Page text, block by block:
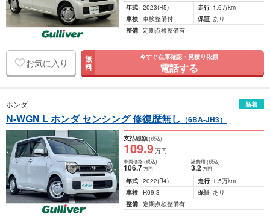
年式 2023(R5) 走行 1.6万km
車検 車検整備付 保証 あり
整備 定期点検整備有
お気に入り 無
料
今すぐ在庫確認・見積り依頼
電話する
ホンダ 新着
N-WGN L ホンダ センシング 修復歴無し （6BA-JH3）
支払総額(税込)
109.9万円
車両価格(税込)
106.7万円
諸費用 (税込)
3.2 万円
年式 2022(R4) 走行 1.5万km
車検
R09.3 保証 あり
整備 定期点検整備有